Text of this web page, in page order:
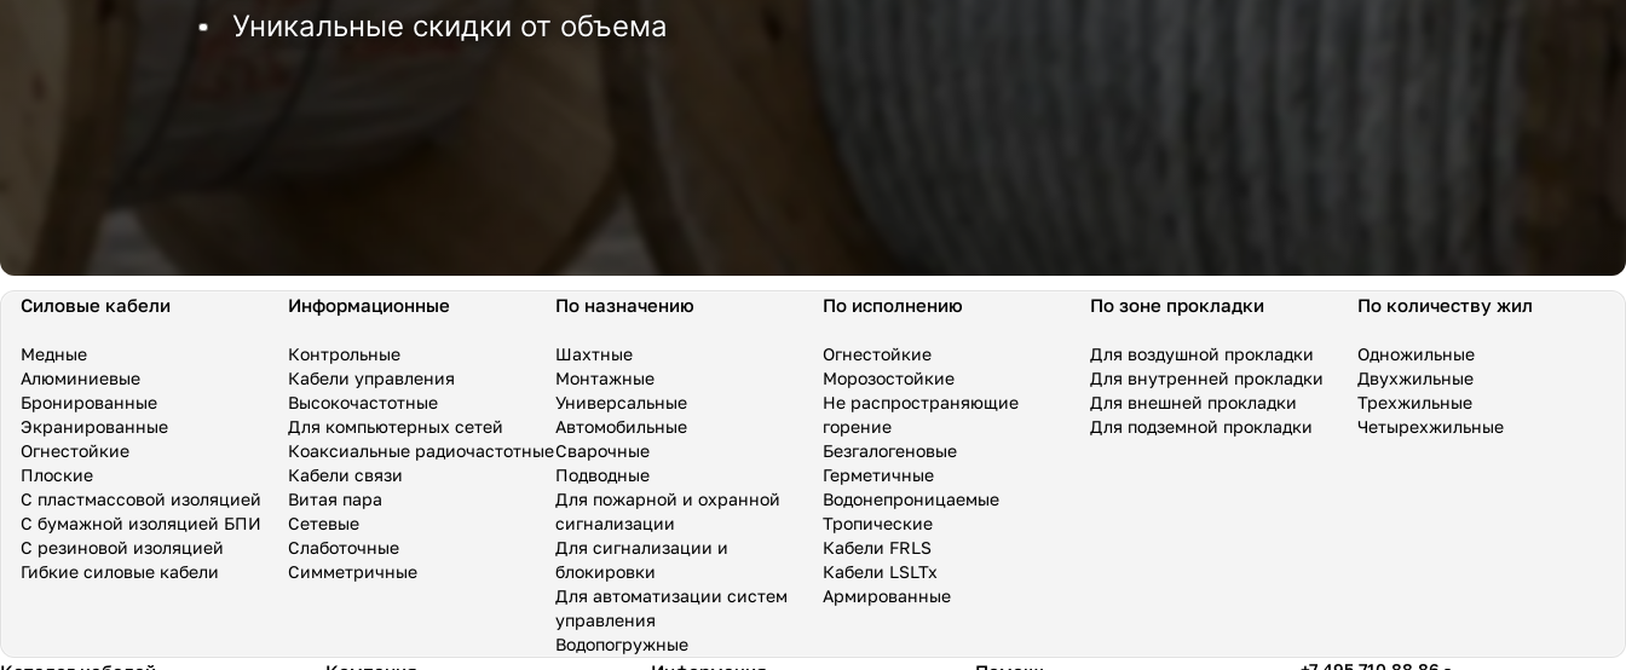
Уникальные скидки от объема
Силовые кабели
Медные
Алюминиевые
Бронированные
Экранированные
Огнестойкие
Плоские
С пластмассовой изоляцией
С бумажной изоляцией БПИ
С резиновой изоляцией
Гибкие силовые кабели
Информационные
Контрольные
Кабели управления
Высокочастотные
Для компьютерных сетей
Коаксиальные радиочастотные
Кабели связи
Витая пара
Сетевые
Слаботочные
Симметричные
По назначению
Шахтные
Монтажные
Универсальные
Автомобильные
Сварочные
Подводные
Для пожарной и охранной
сигнализации
Для сигнализации и
блокировки
Для автоматизации систем
управления
Водопогружные
По исполнению
Огнестойкие
Морозостойкие
Не распространяющие
горение
Безгалогеновые
Герметичные
Водонепроницаемые
Тропические
Кабели FRLS
Кабели LSLTx
Армированные
По зоне прокладки
Для воздушной прокладки
Для внутренней прокладки
Для внешней прокладки
Для подземной прокладки
По количеству жил
Одножильные
Двухжильные
Трехжильные
Четырехжильные